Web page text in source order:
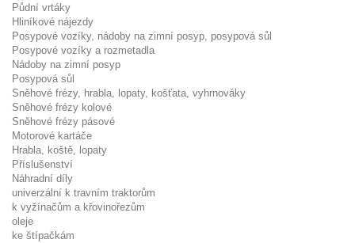
Půdní vrtáky
Hliníkové nájezdy
Posypové vozíky, nádoby na zimní posyp, posypová sůl
Posypové vozíky a rozmetadla
Nádoby na zimní posyp
Posypová sůl
Sněhové frézy, hrabla, lopaty, košťata, vyhrnováky
Sněhové frézy kolové
Sněhové frézy pásové
Motorové kartáče
Hrabla, koště, lopaty
Příslušenství
Náhradní díly
univerzální k travním traktorům
k vyžínačům a křovinořezům
oleje
ke štípačkám